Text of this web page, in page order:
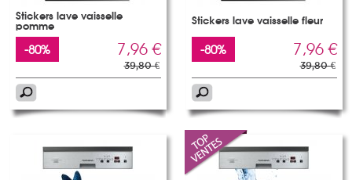
Stickers lave vaisselle
pomme
-80% 7,96 €
39,80 €
Stickers lave vaisselle fleur
-80% 7,96 €
39,80 €